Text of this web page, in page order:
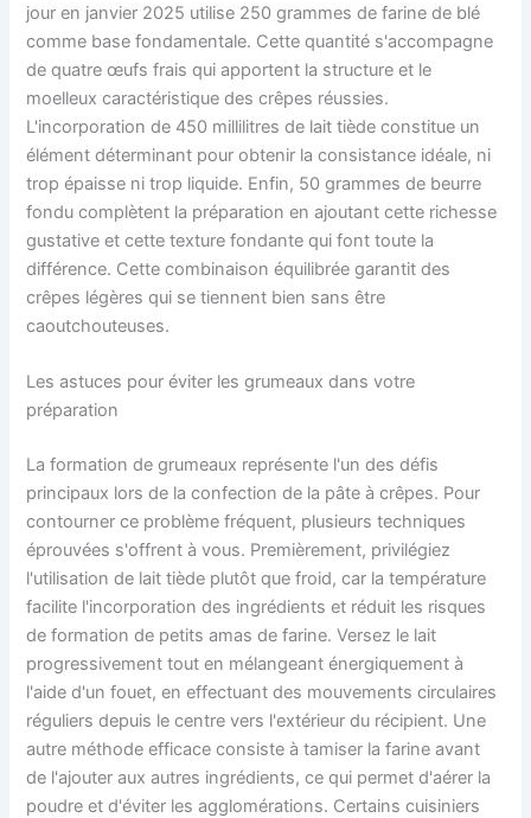
jour en janvier 2025 utilise 250 grammes de farine de blé
comme base fondamentale. Cette quantité s'accompagne
de quatre œufs frais qui apportent la structure et le
moelleux caractéristique des crêpes réussies.
L'incorporation de 450 millilitres de lait tiède constitue un
élément déterminant pour obtenir la consistance idéale, ni
trop épaisse ni trop liquide. Enfin, 50 grammes de beurre
fondu complètent la préparation en ajoutant cette richesse
gustative et cette texture fondante qui font toute la
différence. Cette combinaison équilibrée garantit des
crêpes légères qui se tiennent bien sans être
caoutchouteuses.
Les astuces pour éviter les grumeaux dans votre
préparation
La formation de grumeaux représente l'un des défis
principaux lors de la confection de la pâte à crêpes. Pour
contourner ce problème fréquent, plusieurs techniques
éprouvées s'offrent à vous. Premièrement, privilégiez
l'utilisation de lait tiède plutôt que froid, car la température
facilite l'incorporation des ingrédients et réduit les risques
de formation de petits amas de farine. Versez le lait
progressivement tout en mélangeant énergiquement à
l'aide d'un fouet, en effectuant des mouvements circulaires
réguliers depuis le centre vers l'extérieur du récipient. Une
autre méthode efficace consiste à tamiser la farine avant
de l'ajouter aux autres ingrédients, ce qui permet d'aérer la
poudre et d'éviter les agglomérations. Certains cuisiniers